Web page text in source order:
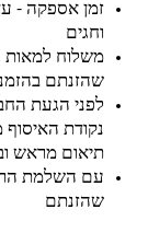
וחגים
משלוח למאות
שהזנתם
לפני הגעת
נקודת
תיאום מראש
עם השלמת
שהזנתם